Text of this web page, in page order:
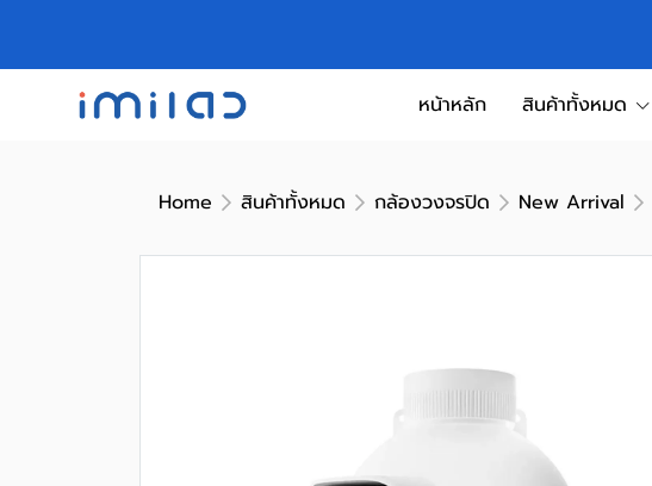
หน้าหลัก สินค้าทั้งหมด
Home สินค้าทั้งหมด กล้องวงจรปิด New Arrival